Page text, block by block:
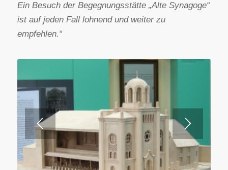
Ein Besuch der Begegnungsstätte „Alte Synagoge“
ist auf jeden Fall lohnend und weiter zu
empfehlen.“